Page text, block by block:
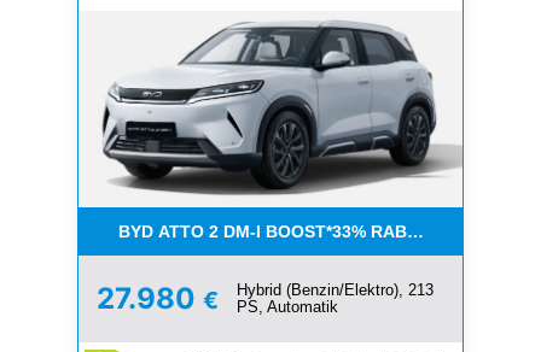
BYD ATTO 2 DM-I BOOST*33%
27.980 €
Hybrid (Benzin/Elektro), 213
PS, Automatik